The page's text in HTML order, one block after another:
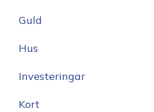
Guld
Hus
Investeringar
Kort